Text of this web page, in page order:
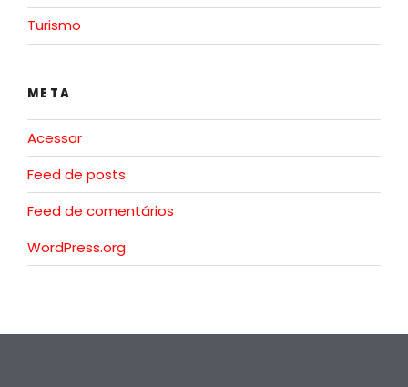
Turismo
META
Acessar
Feed de posts
Feed de comentários
WordPress.org